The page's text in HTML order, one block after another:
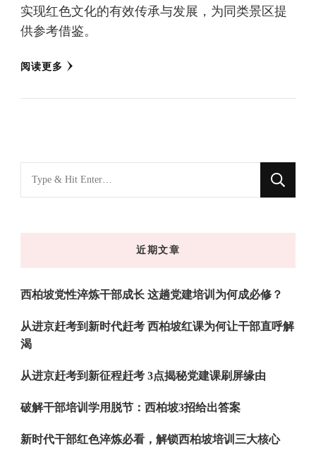
实现红色文化的有效传承与发展，为同类景区提
供参考借鉴。
阅读更多
找
什
近期文章
西柏坡党性淬炼干部成长 这趟党建培训为何成必修？
从进京赶考到新时代赶考 西柏坡红课为何让干部直呼解
渴
从进京赶考到新征程赶考 3点揭秘党建课刷屏缘由
破解干部培训学用脱节：西柏坡3招给出答案
新时代干部红色淬炼必看，解锁西柏坡培训三大核心